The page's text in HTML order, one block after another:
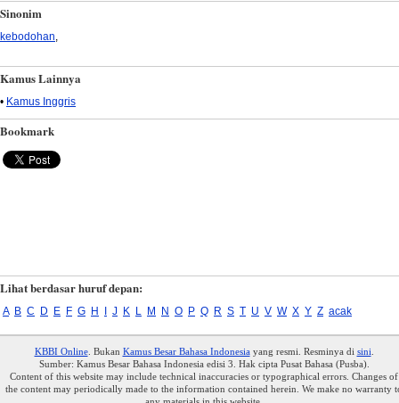
Sinonim
kebodohan
Kamus Lainnya
• Kamus Inggris
Bookmark
Lihat berdasar huruf depan:
A B C D E F G H J K L M N O P Q R S T U V W X Y Z acak
KBBI Online. Bukan Kamus Besar Bahasa Indonesiayang resmi. Resminya di sini
Sumber: Kamus Besar Bahasa Indonesia edisi 3. Hak cipta Pusat Bahasa (Pusba).
Content of this website may include technical inaccuracies or typographical errors. Changes of
the content may periodically made to the information contained herein. We make no warranty